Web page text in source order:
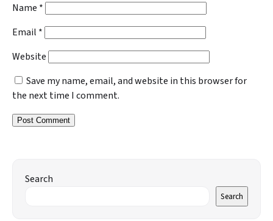
Name *
Email *
Website
Save my name, email, and website in this browser for
the next time I comment.
Search
Search